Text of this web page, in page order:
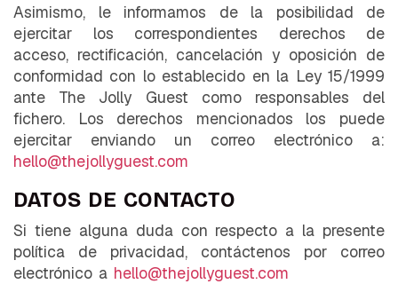
Asimismo, le informamos de la posibilidad de
ejercitar los correspondientes derechos de
acceso, rectificación, cancelación y oposición de
conformidad con lo establecido en la Ley 15/1999
ante The Jolly Guest como responsables del
fichero. Los derechos mencionados los puede
ejercitar enviando un correo electrónico a:
hello@thejollyguest.com
DATOS DE CONTACTO
Si tiene alguna duda con respecto a la presente
política de privacidad, contáctenos por correo
electrónico a hello@thejollyguest.com